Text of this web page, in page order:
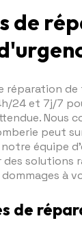
de
réparation
24 et 7j/7
Nous
peut
équipe
solutions
à
de